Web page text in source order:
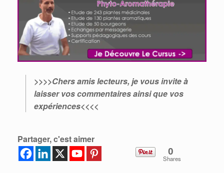
>>>>Chers amis lecteurs, je vous invite à
laisser vos commentaires ainsi que vos
expériences<<<<
Partager, c'est aimer
0
Shares